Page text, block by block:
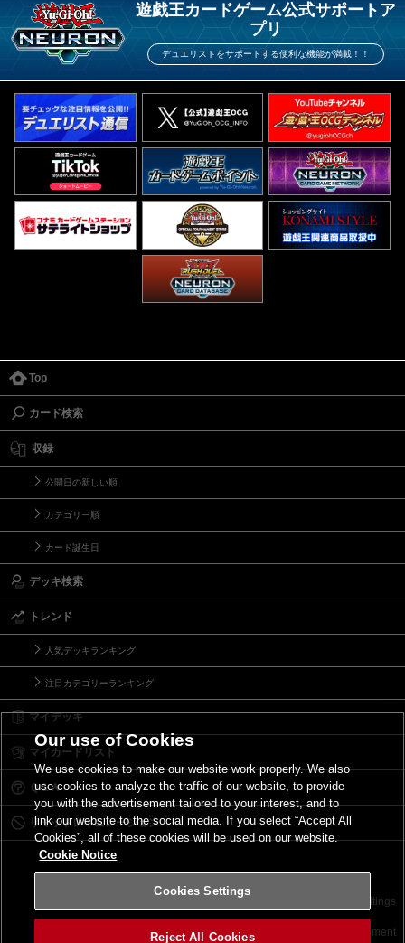
遊戯王カードゲーム公式サポートア
プリ
デュエリストをサポートする便利な機能が満載！！
Top
カード検索
収録
公開日の新しい順
カテゴリー順
カード誕生日
デッキ検索
トレンド
人気デッキランキング
注目カテゴリーランキング
マイデッキ
マイカードリスト
Ｑ＆Ａ
リミットレギュレーション
サイトポリシー Cookies Settings
©2026 Konami Digital Entertainment
Our use of Cookies
We use cookies to make our website work properly. We also
use cookies to analyze the traffic of our website, to provide
you with the advertisement tailored to your interest, and to
link our website to the social media. If you select “Accept All
Cookies”, all of these cookies will be used on our website.
Cookie Notice
Cookies Settings
Reject All Cookies